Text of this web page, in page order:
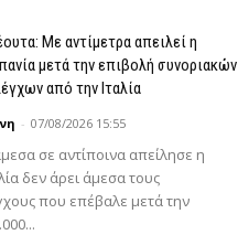
Με αντίμετρα απειλεί η
μετά την επιβολή συνοριακών
από την Ιταλία
- 07/08/2026 15:55
σε αντίποινα απείλησε η
δεν άρει άμεσα τους
που επέβαλε μετά την